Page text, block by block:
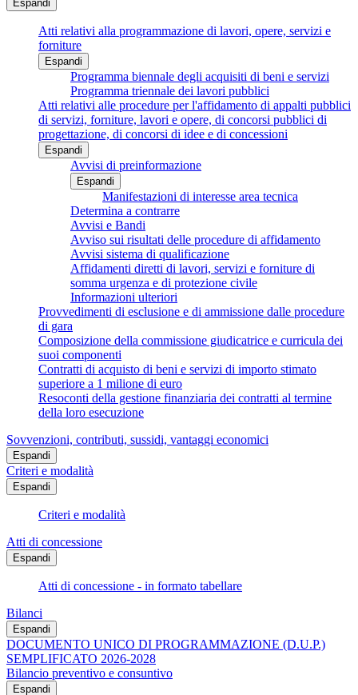
Espandi
Atti relativi alla programmazione di lavori, opere, servizi e
forniture
Espandi
Programma biennale degli acquisiti di beni e servizi
Programma triennale dei lavori pubblici
Atti relativi alle procedure per l'affidamento di appalti pubblici
di servizi, forniture, lavori e opere, di concorsi pubblici di
progettazione, di concorsi di idee e di concessioni
Espandi
Avvisi di preinformazione
Espandi
Manifestazioni di interesse area tecnica
Determina a contrarre
Avvisi e Bandi
Avviso sui risultati delle procedure di affidamento
Avvisi sistema di qualificazione
Affidamenti diretti di lavori, servizi e forniture di
somma urgenza e di protezione civile
Informazioni ulteriori
Provvedimenti di esclusione e di ammissione dalle procedure
di gara
Composizione della commissione giudicatrice e curricula dei
suoi componenti
Contratti di acquisto di beni e servizi di importo stimato
superiore a 1 milione di euro
Resoconti della gestione finanziaria dei contratti al termine
della loro esecuzione
Sovvenzioni, contributi, sussidi, vantaggi economici
Espandi
Criteri e modalità
Espandi
Criteri e modalità
Atti di concessione
Espandi
Atti di concessione - in formato tabellare
Bilanci
Espandi
DOCUMENTO UNICO DI PROGRAMMAZIONE (D.U.P.)
SEMPLIFICATO 2026-2028
Bilancio preventivo e consuntivo
Espandi